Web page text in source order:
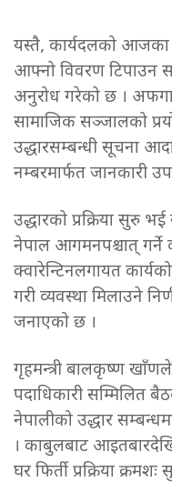
यस्तै, कार्यदलको
आफ्नो विवरण टिपाउन
अनुरोध गरेको छ ।
सामाजिक सञ्जालको
उद्धारसम्बन्धी सूचना
नम्बरमार्फत जानकारी
उद्धारको प्रक्रिया सुरु
नेपाल आगमनपश्चात् गर्ने
क्वारेन्टिनलगायत
गरी व्यवस्था मिलाउने
जनाएको छ ।
गृहमन्त्री बालकृष्ण
पदाधिकारी सम्मिलित
नेपालीको उद्धार
। काबुलबाट
घर फिर्ती प्रक्रिया